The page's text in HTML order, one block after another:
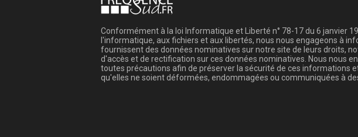
Conformément à la loi Informatique et Liberté n° 78-17 du 6 janvier
l'informatique, aux fichiers et aux libertés, nous nous engageons à
fournissent des données nominatives sur notre site de leurs droits,
d'accès et de rectification sur ces données nominatives. Nous nous
toutes précautions afin de préserver la sécurité de ces informations
qu'elles ne soient déformées, endommagées ou communiquées à